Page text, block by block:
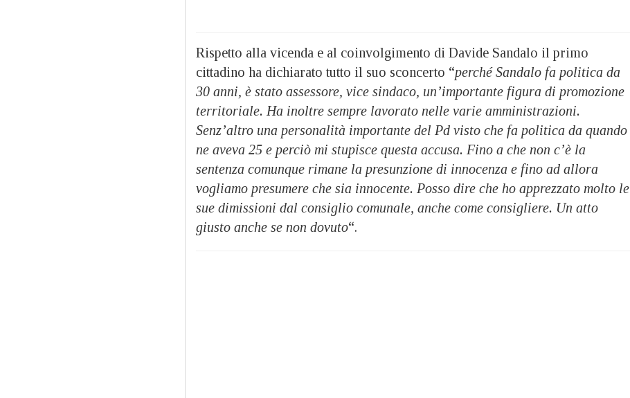
Rispetto alla vicenda e al coinvolgimento di Davide Sandalo il primo
cittadino ha dichiarato tutto il suo sconcerto “perché Sandalo fa politica da
30 anni, è stato assessore, vice sindaco, un’importante figura di promozione
territoriale. Ha inoltre sempre lavorato nelle varie amministrazioni.
Senz’altro una personalità importante del Pd visto che fa politica da quando
ne aveva 25 e perciò mi stupisce questa accusa. Fino a che non c’è la
sentenza comunque rimane la presunzione di innocenza e fino ad allora
vogliamo presumere che sia innocente. Posso dire che ho apprezzato molto le
sue dimissioni dal consiglio comunale, anche come consigliere. Un atto
giusto anche se non dovuto“.